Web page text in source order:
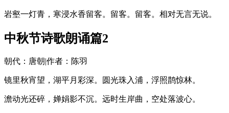
岩壑一灯青，寒浸水香留客。留客。留客。相对无言无说。
中秋节诗歌朗诵篇2
朝代：唐朝|作者：陈羽
镜里秋宵望，湖平月彩深。圆光珠入浦，浮照鹊惊林。
澹动光还碎，婵娟影不沉。远时生岸曲，空处落波心。